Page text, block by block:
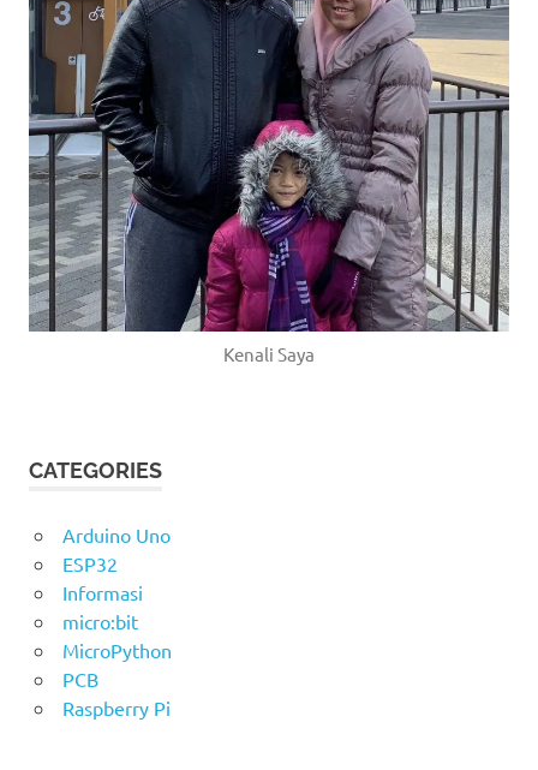
Kenali Saya
CATEGORIES
Arduino Uno
ESP32
Informasi
micro:bit
MicroPython
PCB
Raspberry Pi